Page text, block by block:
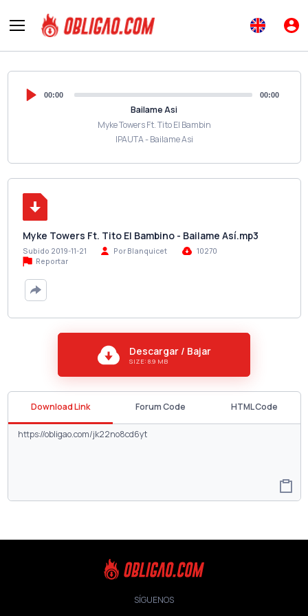
00:00 00:00
Bailame Asi
Myke Towers Ft. Tito El Bambin
IPAUTA - Bailame Asi
Myke Towers Ft. Tito El Bambino - Bailame Así.mp3
Subido 2019-11-21 Por Blanquicet
10270
Reportar
Descargar / Bajar
SIZE: 8.9 MB
Download Link Forum Code HTML Code
SÍGUENOS